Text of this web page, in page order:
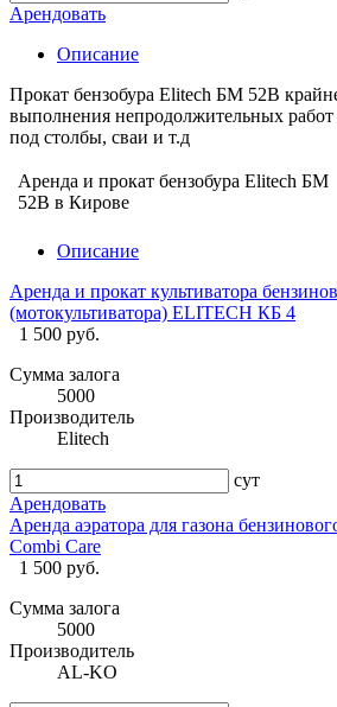
Арендовать
Описание
Прокат бензобура Elitech БМ 52В
выполнения непродолжительных
под столбы, сваи и т.д
Аренда и прокат бензобура Elitech БМ
52В в Кирове
Описание
Аренда и прокат культиватора
(мотокультиватора) ELITECH КБ 4
1 500 руб.
Сумма залога
5000
Производитель
Elitech
сут
Арендовать
Аренда аэратора для газона
Combi Care
1 500 руб.
Сумма залога
5000
Производитель
AL-KO